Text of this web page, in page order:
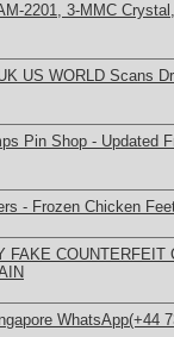
2201, 3-MMC
US WORLD Scans
Pin Shop - Updated
- Frozen Chicken
FAKE COUNTERFEIT
WhatsApp(+44